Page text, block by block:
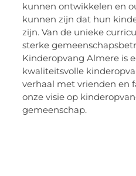
kunnen ontwikkelen en
kunnen zijn dat hun
zijn. Van de unieke
sterke
Kinderopvang Almere is
kwaliteitsvolle
verhaal met vrienden en
onze visie op
gemeenschap.